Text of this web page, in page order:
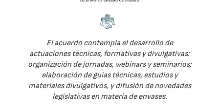
El acuerdo contempla el desarrollo de
actuaciones técnicas, formativas y divulgativas:
organización de jornadas, webinars y seminarios;
elaboración de guías técnicas, estudios y
materiales divulgativos, y difusión de novedades
legislativas en materia de envases.